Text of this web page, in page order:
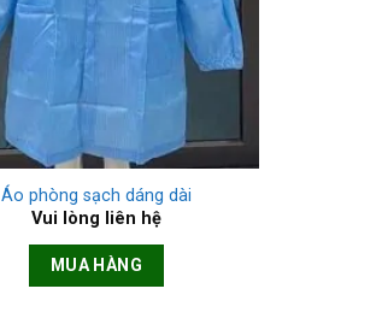
Áo phòng sạch dáng dài
Vui lòng liên hệ
MUA HÀNG